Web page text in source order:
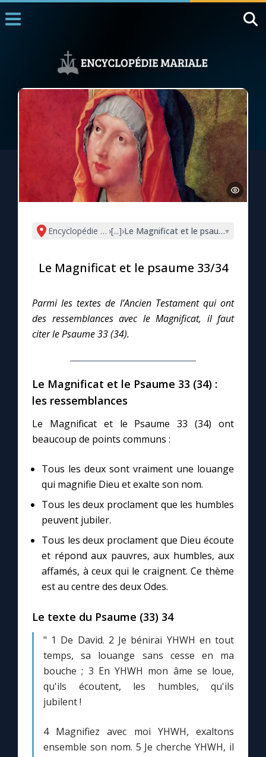
1000 Raisons de Croire
L'actualité de la semaine
La chaîne Youtube
La newsletter
La vidéo de la semaine
Le magazine
Le site internet
Questions-réponses
Prier au quotidien
Avec Thérèse de Lisieux
L'Évangile chaque jour
Marie qui défait les nœuds
Mes intentions de prière
Une Minute avec Marie
Une neuvaine
À la une
Encyclopédie mariale
›[...]›Le Magnificat et le psaume 33/34
▾
Le Magnificat et le psaume 33/34
Parmi les textes de l’Ancien Testament qui ont
des ressemblances avec le Magnificat, il faut
citer le Psaume 33 (34).
Le Magnificat et le Psaume 33 (34) :
les ressemblances
Le Magnificat et le Psaume 33 (34) ont
beaucoup de points communs :
Tous les deux sont vraiment une louange
qui magnifie Dieu et exalte son nom.
Tous les deux proclament que les humbles
peuvent jubiler.
Tous les deux proclament que Dieu écoute
et répond aux pauvres, aux humbles, aux
affamés, à ceux qui le craignent. Ce thème
est au centre des deux Odes.
Le texte du Psaume (33) 34
" 1 De David. 2 Je bénirai YHWH en tout
temps, sa louange sans cesse en ma
bouche ; 3 En YHWH mon âme se loue,
qu'ils écoutent, les humbles, qu'ils
jubilent !
4 Magnifiez avec moi YHWH, exaltons
ensemble son nom. 5 Je cherche YHWH, il